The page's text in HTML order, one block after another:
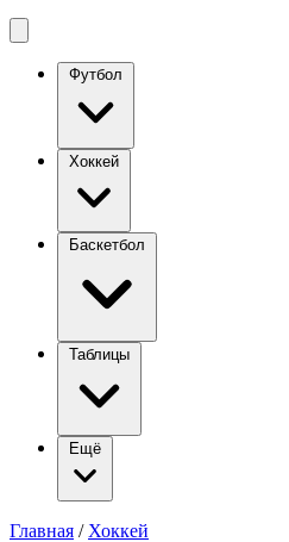
Футбол
Хоккей
Баскетбол
Таблицы
Ещё
Главная / Хоккей